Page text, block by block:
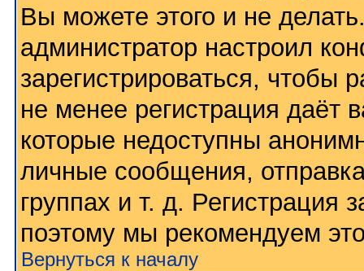
Вы можете этого и не
администратор настроил
зарегистрироваться,
не менее регистрация даёт
которые недоступны
личные сообщения,
группах и т. д. Регистрация
поэтому мы рекомендуем
Вернуться к началу